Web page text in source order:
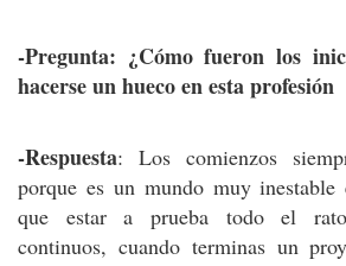
-Pregunta: ¿Cómo fueron los
hacerse un hueco en esta profesión
-Respuesta: Los comienzos
porque es un mundo muy
que estar a prueba todo el
continuos, cuando terminas un